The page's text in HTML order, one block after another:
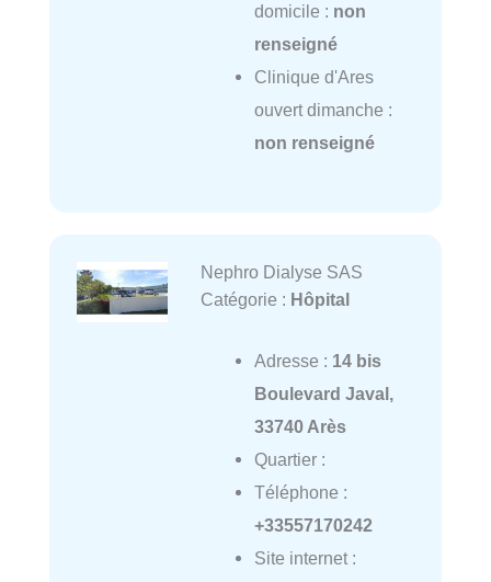
domicile : non
renseigné
Clinique d'Ares
ouvert dimanche :
non renseigné
Nephro Dialyse SAS
Catégorie : Hôpital
Adresse : 14 bis
Boulevard Javal,
33740 Arès
Quartier :
Téléphone :
+33557170242
Site internet :